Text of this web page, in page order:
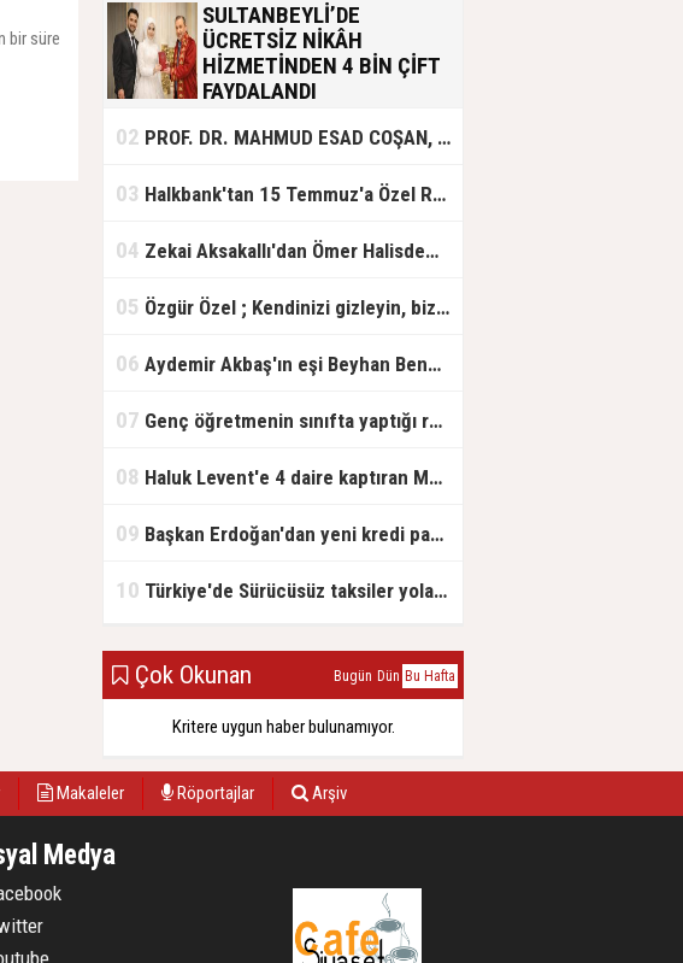
bir süre
SULTANBEYLİ’DE
ÜCRETSİZ NİKÂH
HİZMETİNDEN 4 BİN ÇİFT
FAYDALANDI
olan gençlere destek amacıyla
başlattığı ücretsiz nikâh hizmetini
başlattıklarını belirten Sultanbeyli
ücretsiz hizmet vermenin
02 PROF. DR. MAHMUD ESAD COŞAN, DOĞUMUNUN HİCRÎ 91. YILINDA ELAZIĞ'DA YÂD EDİLECEK
03 Halkbank'tan 15 Temmuz'a Özel Reklam Filmi: "İrade Bizim, Zafer Bizim"
04 Zekai Aksakallı'dan Ömer Halisdemir'e 'vefa' ziyareti!
05 Özgür Özel ; Kendinizi gizleyin, bizden işaret bekleyin
06 Aydemir Akbaş'ın eşi Beyhan Benek Akbaş hayatını kaybetti
07 Genç öğretmenin sınıfta yaptığı rezil paylaşım
08 Haluk Levent'e 4 daire kaptıran Müteahhit soluğu savcılıkta aldı
09 Başkan Erdoğan'dan yeni kredi paketi müjdesi: 6 ay geri ödemesiz, 36 ay vadeli
10 Türkiye'de Sürücüsüz taksiler yola çıkmaya hazırlanıyor
Çok Okunan Bugün Dün Bu Hafta
Kritere uygun haber bulunamıyor.
Makaleler Röportajlar Arşiv
Medya